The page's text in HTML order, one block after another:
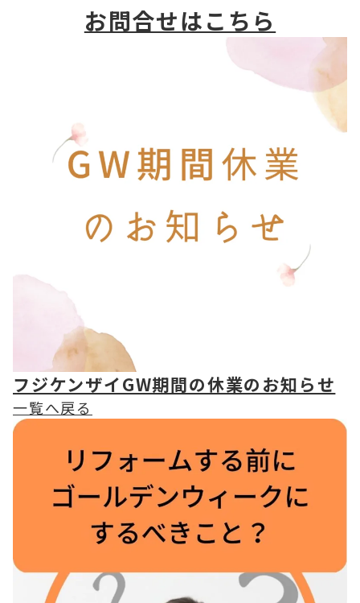
お問合せはこちら
フジケンザイGW期間の休業のお知らせ
一覧へ戻る